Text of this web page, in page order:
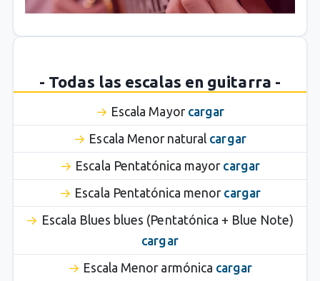
- Todas las escalas en guitarra -
Escala Mayor cargar
Escala Menor natural cargar
Escala Pentatónica mayor cargar
Escala Pentatónica menor cargar
Escala Blues blues (Pentatónica + Blue Note)
cargar
Escala Menor armónica cargar